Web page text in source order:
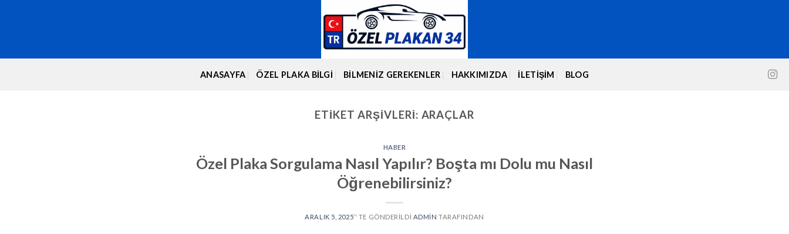
ANASAYFA ÖZEL PLAKA BİLGİ BILMENIZ GEREKENLER HAKKIMIZDA İLETIŞIM BLOG
ETIKET ARŞIVLERI: ARAÇLAR
HABER
Özel Plaka Sorgulama Nasıl Yapılır? Boşta mı Dolu mu Nasıl
Öğrenebilirsiniz?
ARALIK 5, 2025’' TE GÖNDERILDI ADMIN TARAFINDAN